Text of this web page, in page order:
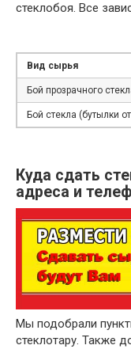
стеклобоя. Все
Вид сырья
Бой прозрачного
Бой стекла (бутылки
Куда сдать
адреса и
Мы подобрали
стеклотару. Также